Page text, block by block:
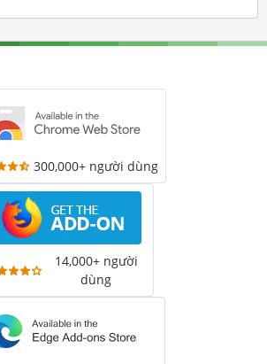
300,000+ người dùng
14,000+ người
dùng